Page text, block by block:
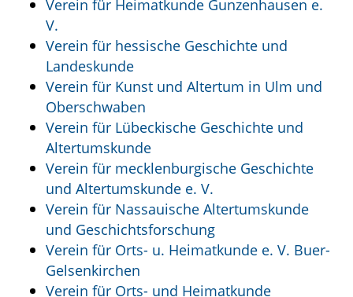
Verein für Heimatkunde Gunzenhausen e.
V.
Verein für hessische Geschichte und
Landeskunde
Verein für Kunst und Altertum in Ulm und
Oberschwaben
Verein für Lübeckische Geschichte und
Altertumskunde
Verein für mecklenburgische Geschichte
und Altertumskunde e. V.
Verein für Nassauische Altertumskunde
und Geschichtsforschung
Verein für Orts- u. Heimatkunde e. V. Buer-
Gelsenkirchen
Verein für Orts- und Heimatkunde